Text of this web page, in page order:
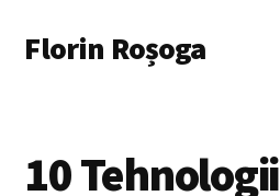
main
menu
Florin Roșoga
10 Tehnologii